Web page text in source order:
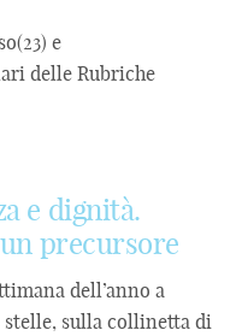
e
delle Rubriche
e dignità.
precursore
dell’anno a
sulla collinetta di